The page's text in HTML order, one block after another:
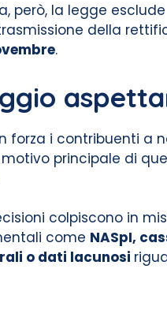
però, la legge esclude
della
.
forza i contribuenti a
principale di
colpiscono in
come NASpI,
o dati lacunosi